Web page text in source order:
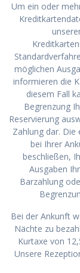
Um ein oder
möglichen
informieren die
diesem Fall
Begrenzung
Reservierung
Zahlung dar.
bei Ihrer
beschließen,
Ausgaben
Barzahlung
Bei der Ankunft
Nächte zu
Kurtaxe von
Unsere